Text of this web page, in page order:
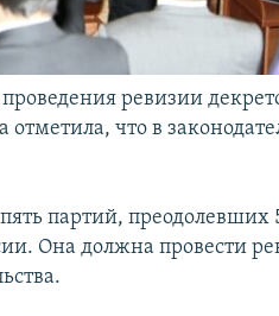
ревизии
что в
партий, преодолевших
Она должна провести